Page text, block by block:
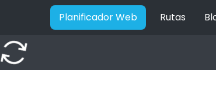
Planificador Web Rutas
autorenew